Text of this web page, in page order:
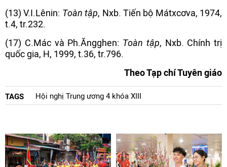
(13) V.I.Lênin: Toàn tập, Nxb. Tiến bộ Mátxcơva, 1974,
t.4, tr.232.
(17) C.Mác và Ph.Ăngghen: Toàn tập, Nxb. Chính trị
quốc gia, H, 1999, t.36, tr.796.
Theo Tạp chí Tuyên giáo
TAGS Hội nghị Trung ương 4 khóa XIII